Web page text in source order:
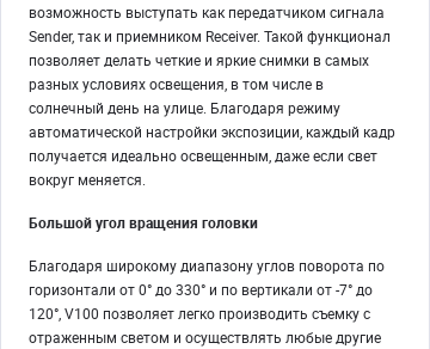
возможность выступать как передатчиком сигнала
Sender, так и приемником Receiver. Такой функционал
позволяет делать четкие и яркие снимки в самых
разных условиях освещения, в том числе в
солнечный день на улице. Благодаря режиму
автоматической настройки экспозиции, каждый кадр
получается идеально освещенным, даже если свет
вокруг меняется.
Большой угол вращения головки
Благодаря широкому диапазону углов поворота по
горизонтали от 0° до 330° и по вертикали от -7° до
120°, V100 позволяет легко производить съемку с
отраженным светом и осуществлять любые другие